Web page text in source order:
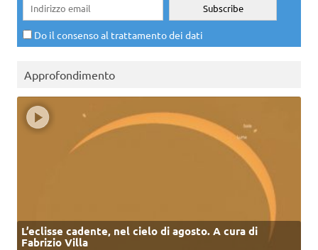
Do il consenso al trattamento dei dati
Approfondimento
L’eclisse cadente, nel cielo di agosto. A cura di
Fabrizio Villa